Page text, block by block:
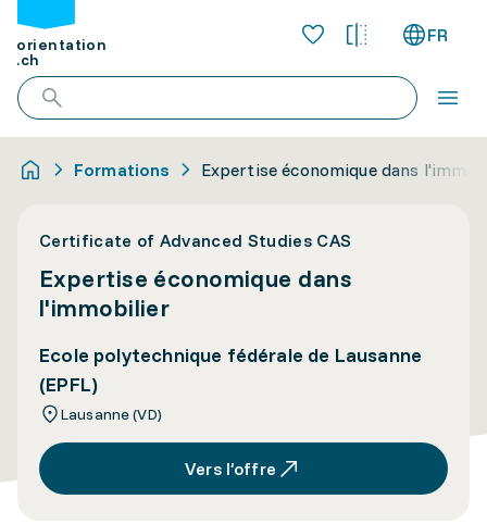
orientation
.ch
FR
Formations Expertise économique dans
Certificate of Advanced Studies CAS
Expertise économique dans
l'immobilier
Ecole polytechnique fédérale de Lausanne
(EPFL)
Lausanne (VD)
Vers l’offre